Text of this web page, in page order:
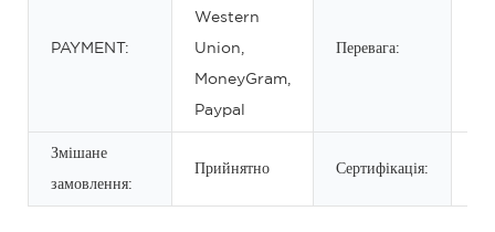
PAYMENT:
Western
Union,
MoneyGram,
Paypal
Перевага:
Змішане
замовлення:
Прийнятно Сертифікація: